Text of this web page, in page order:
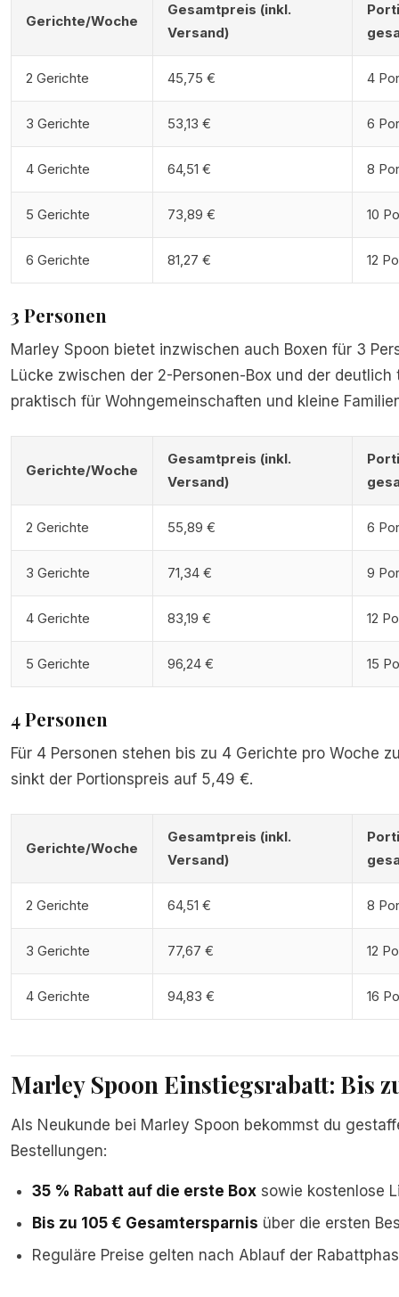
Gerichte/Woche
Gesamtpreis (inkl.
Versand)
2 Gerichte 45,75 € 4
3 Gerichte 53,13 € 6
4 Gerichte 64,51 € 8
5 Gerichte 73,89 € 10
6 Gerichte 81,27 € 12
3 Personen
Marley Spoon bietet inzwischen auch Boxen für 3
Lücke zwischen der 2-Personen-Box und der deutlich
praktisch für Wohngemeinschaften und kleine
Gerichte/Woche
Gesamtpreis (inkl.
Versand)
2 Gerichte 55,89 € 6
3 Gerichte 71,34 € 9
4 Gerichte 83,19 € 12
5 Gerichte 96,24 € 15
4 Personen
Für 4 Personen stehen bis zu 4 Gerichte pro Woche
sinkt der Portionspreis auf 5,49 €.
Gerichte/Woche
Gesamtpreis (inkl.
Versand)
2 Gerichte 64,51 € 8
3 Gerichte 77,67 € 12
4 Gerichte 94,83 € 16
Marley Spoon Einstiegsrabatt: Bis
Als Neukunde bei Marley Spoon bekommst du
Bestellungen:
35 % Rabatt auf die erste Box sowie kostenlose
Bis zu 105 € Gesamtersparnis über die ersten
Reguläre Preise gelten nach Ablauf der